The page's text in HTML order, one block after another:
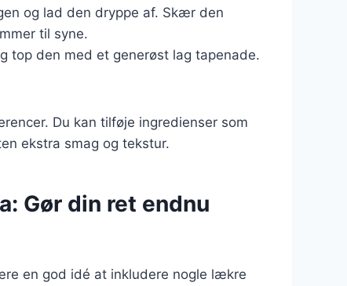
og lad den dryppe af. Skær den
til syne.
top den med et generøst lag tapenade.
Du kan tilføje ingredienser som
ekstra smag og tekstur.
Gør din ret endnu
en god idé at inkludere nogle lækre